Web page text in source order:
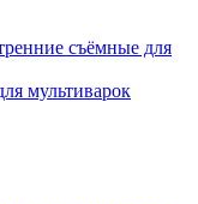
съёмные для
мультиварок